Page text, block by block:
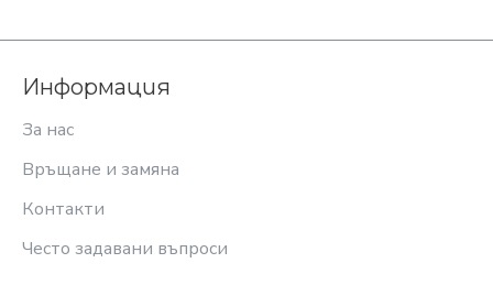
Информация
За нас
Връщане и замяна
Контакти
Често задавани въпроси